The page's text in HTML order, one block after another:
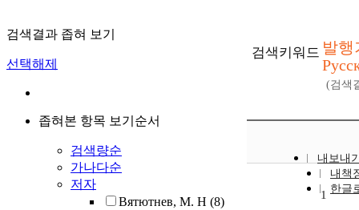
검색결과 좁혀 보기
선택해제
좁혀본 항목 보기순서
검색량순
가나다순
저자
Вятютнев, М. Н (8)
검색키워드 발행
(검색
내보내
내책
한글
1